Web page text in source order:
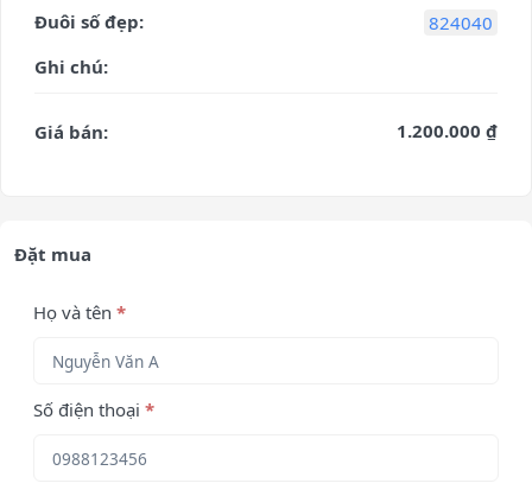
Đuôi số đẹp:
824040
Ghi chú:
Giá bán: 1.200.000 ₫
Đặt mua
Họ và tên *
Số điện thoại *